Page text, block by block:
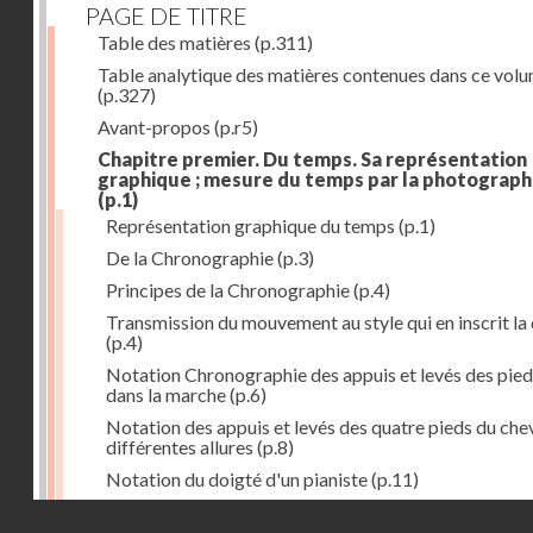
PAGE DE TITRE
Table des matières (p.311)
Table analytique des matières contenues dans ce
(p.327)
Avant-propos (p.r5)
Chapitre premier. Du temps. Sa représentation
graphique ; mesure du temps par la
(p.1)
Représentation graphique du temps (p.1)
De la Chronographie(p.3)
Principes de la Chronographie(p.4)
Transmission du mouvement au style qui en inscrit la
(p.4)
Notation Chronographie des appuis et levés des
dans la marche(p.6)
Notation des appuis et levés des quatre pieds du
différentes allures (p.8)
Notation du doigté d'un pianiste(p.11)